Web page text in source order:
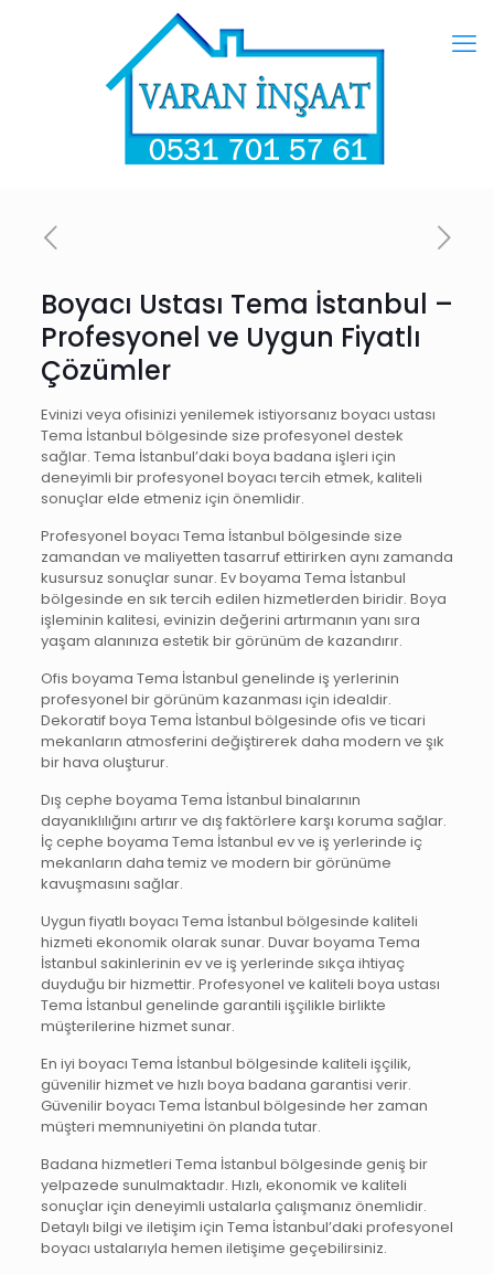
Boyacı Ustası Tema İstanbul –
Profesyonel ve Uygun Fiyatlı
Çözümler
Evinizi veya ofisinizi yenilemek istiyorsanız boyacı ustası
Tema İstanbul bölgesinde size profesyonel destek
sağlar. Tema İstanbul’daki boya badana işleri için
deneyimli bir profesyonel boyacı tercih etmek, kaliteli
sonuçlar elde etmeniz için önemlidir.
Profesyonel boyacı Tema İstanbul bölgesinde size
zamandan ve maliyetten tasarruf ettirirken aynı zamanda
kusursuz sonuçlar sunar. Ev boyama Tema İstanbul
bölgesinde en sık tercih edilen hizmetlerden biridir. Boya
işleminin kalitesi, evinizin değerini artırmanın yanı sıra
yaşam alanınıza estetik bir görünüm de kazandırır.
Ofis boyama Tema İstanbul genelinde iş yerlerinin
profesyonel bir görünüm kazanması için idealdir.
Dekoratif boya Tema İstanbul bölgesinde ofis ve ticari
mekanların atmosferini değiştirerek daha modern ve şık
bir hava oluşturur.
Dış cephe boyama Tema İstanbul binalarının
dayanıklılığını artırır ve dış faktörlere karşı koruma sağlar.
İç cephe boyama Tema İstanbul ev ve iş yerlerinde iç
mekanların daha temiz ve modern bir görünüme
kavuşmasını sağlar.
Uygun fiyatlı boyacı Tema İstanbul bölgesinde kaliteli
hizmeti ekonomik olarak sunar. Duvar boyama Tema
İstanbul sakinlerinin ev ve iş yerlerinde sıkça ihtiyaç
duyduğu bir hizmettir. Profesyonel ve kaliteli boya ustası
Tema İstanbul genelinde garantili işçilikle birlikte
müşterilerine hizmet sunar.
En iyi boyacı Tema İstanbul bölgesinde kaliteli işçilik,
güvenilir hizmet ve hızlı boya badana garantisi verir.
Güvenilir boyacı Tema İstanbul bölgesinde her zaman
müşteri memnuniyetini ön planda tutar.
Badana hizmetleri Tema İstanbul bölgesinde geniş bir
yelpazede sunulmaktadır. Hızlı, ekonomik ve kaliteli
sonuçlar için deneyimli ustalarla çalışmanız önemlidir.
Detaylı bilgi ve iletişim için Tema İstanbul’daki profesyonel
boyacı ustalarıyla hemen iletişime geçebilirsiniz.